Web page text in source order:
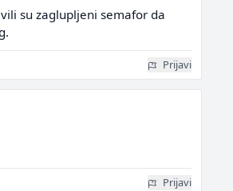
su zaglupljeni semafor da
Prijavi
Prijavi